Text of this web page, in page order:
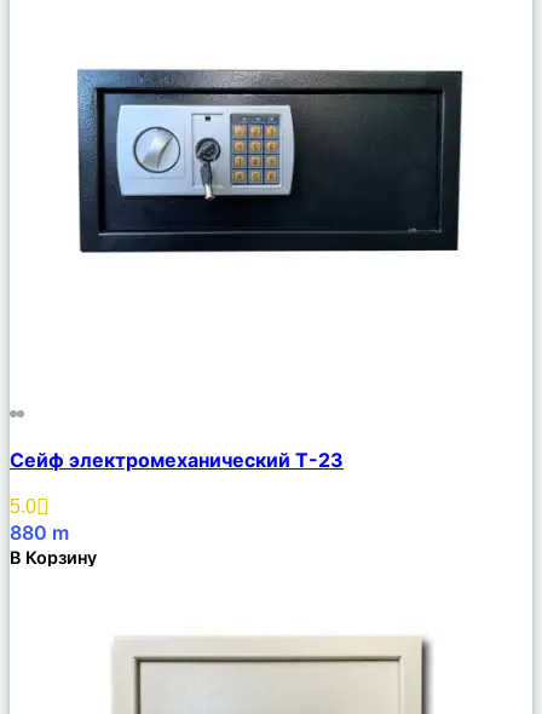
Описание
Избранное
Сейф электромеханический Т-23
5.0
880 m
В Корзину